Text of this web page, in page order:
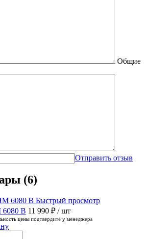
Общие
Отправить отзыв
(6)
Быстрый просмотр
B 11 990 ₽ / шт
цены подтвердите у менеджера